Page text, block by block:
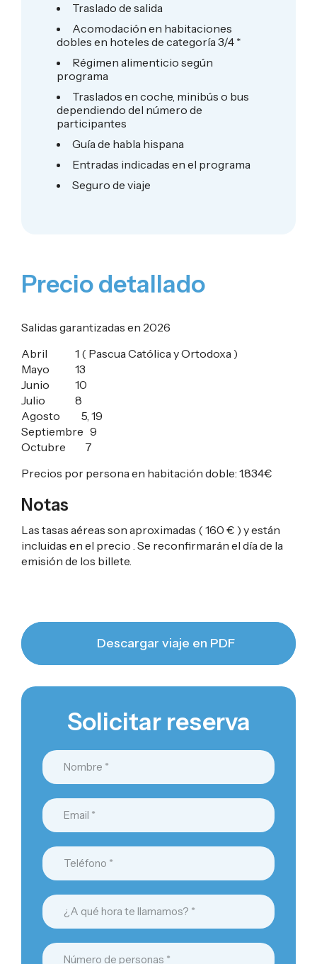
Traslado de salida
Acomodación en habitaciones
dobles en hoteles de categoría 3/4 *
Régimen alimenticio según
programa
Traslados en coche, minibús o bus
dependiendo del número de
participantes
Guía de habla hispana
Entradas indicadas en el programa
Seguro de viaje
Precio detallado
Salidas garantizadas en 2026
Abril 1 ( Pascua Católica y Ortodoxa )
Mayo 13
Junio 10
Julio 8
Agosto 5, 19
Septiembre 9
Octubre 7
Precios por persona en habitación doble: 1.834€
Notas
Las tasas aéreas son aproximadas ( 160 € ) y están
incluidas en el precio . Se reconfirmarán el día de la
emisión de los billete.
Descargar viaje en PDF
Solicitar reserva